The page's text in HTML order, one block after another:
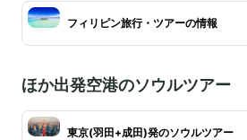
フィリピン旅行・ツアーの情報
ほか出発空港のソウルツアー
東京(羽田+成田)発のソウルツアー